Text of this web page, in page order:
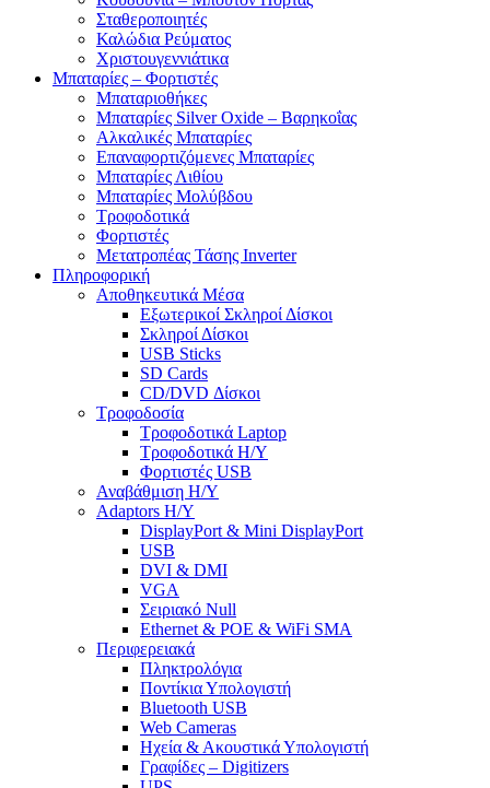
Σταθεροποιητές
Καλώδια Ρεύματος
Χριστουγεννιάτικα
Μπαταρίες – Φορτιστές
Μπαταριοθήκες
Μπαταρίες Silver Oxide – Βαρηκοΐας
Αλκαλικές Μπαταρίες
Επαναφορτιζόμενες Μπαταρίες
Μπαταρίες Λιθίου
Μπαταρίες Μολύβδου
Τροφοδοτικά
Φορτιστές
Μετατροπέας Τάσης Inverter
Πληροφορική
Αποθηκευτικά Μέσα
Εξωτερικοί Σκληροί Δίσκοι
Σκληροί Δίσκοι
USB Sticks
SD Cards
CD/DVD Δίσκοι
Τροφοδοσία
Τροφοδοτικά Laptop
Τροφοδοτικά Η/Υ
Φορτιστές USB
Αναβάθμιση Η/Υ
Adaptors Η/Υ
DisplayPort & Mini DisplayPort
USB
DVI & DMI
VGA
Σειριακό Null
Ethernet & POE & WiFi SMA
Περιφερειακά
Πληκτρολόγια
Ποντίκια Υπολογιστή
Bluetooth USB
Web Cameras
Ηχεία & Ακουστικά Υπολογιστή
Γραφίδες – Digitizers